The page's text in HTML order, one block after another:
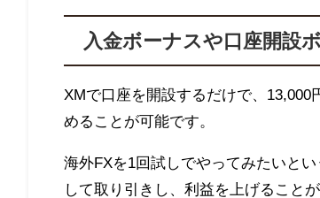
入金ボーナスや口座開設
XMで口座を開設するだけで、
めることが可能です。
海外FXを1回試しでやってみたいと
して取り引きし、利益を上げること